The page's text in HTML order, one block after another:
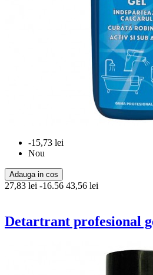
-15,73 lei
Nou
Adauga in cos
27,83 lei -16.56 43,56 lei
Detartrant profesional